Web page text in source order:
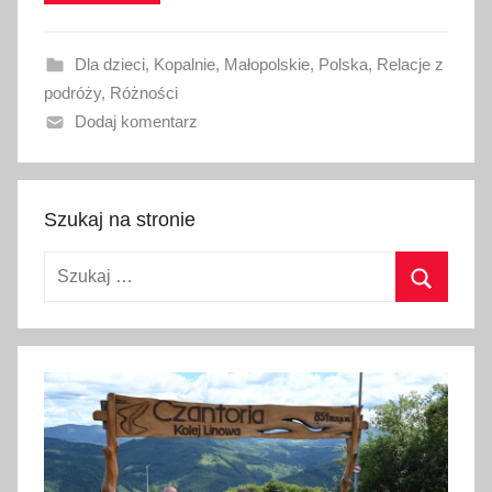
a
n
o
3
m
2
2
6
Dla dzieci, Kopalnie, Małopolskie, Polska, Relacje z
podróży, Różności
Dodaj komentarz
Szukaj na stronie
Szukaj: